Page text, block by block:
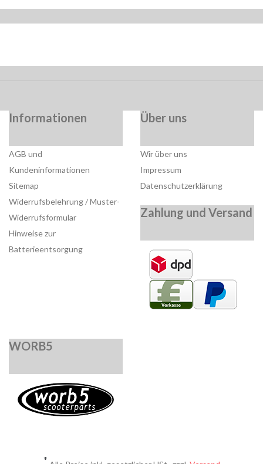
Informationen
AGB und
Kundeninformationen
Sitemap
Widerrufsbelehrung / Muster-
Widerrufsformular
Hinweise zur
Batterieentsorgung
Über uns
Wir über uns
Impressum
Datenschutzerklärung
Zahlung und Versand
WORB5
*